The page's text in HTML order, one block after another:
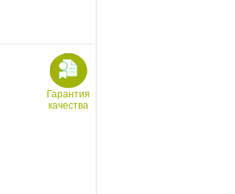
Гарантия
качества